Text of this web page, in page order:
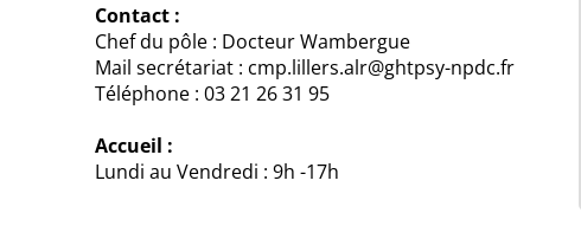
Contact :
Chef du pôle : Docteur Wambergue
Mail secrétariat : cmp.lillers.alr@ghtpsy-npdc.fr
Téléphone : 03 21 26 31 95
Accueil :
Lundi au Vendredi : 9h -17h